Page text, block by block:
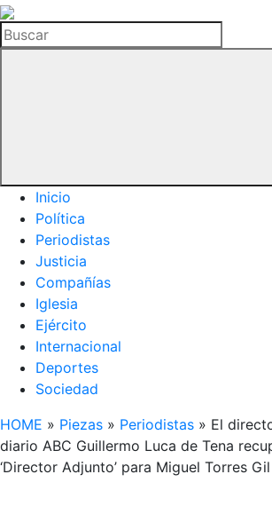
La
Hemeroteca
del
Buscar
Inicio
Política
Periodistas
Justicia
Compañías
Iglesia
Ejército
Internacional
Deportes
Sociedad
HOME » Piezas » Periodistas » El
diario ABC Guillermo Luca de Tena
‘Director Adjunto’ para Miguel Torres